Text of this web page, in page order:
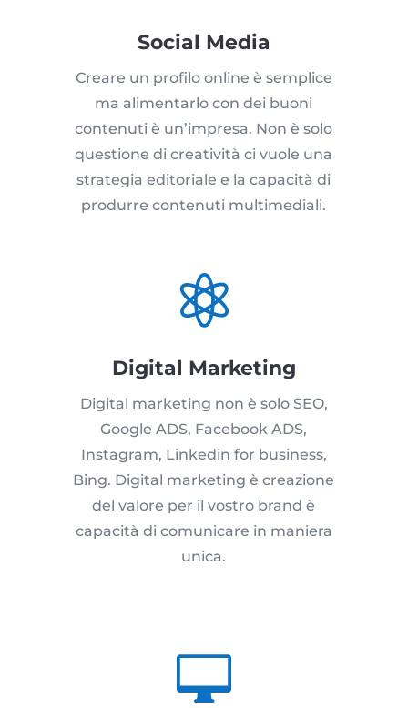
Social Media
Creare un profilo online è semplice
ma alimentarlo con dei buoni
contenuti è un’impresa. Non è solo
questione di creatività ci vuole una
strategia editoriale e la capacità di
produrre contenuti multimediali.

Digital Marketing
Digital marketing non è solo SEO,
Google ADS, Facebook ADS,
Instagram, Linkedin for business,
Bing. Digital marketing è creazione
del valore per il vostro brand è
capacità di comunicare in maniera
unica.
